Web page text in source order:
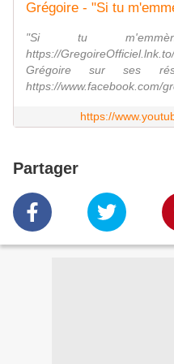
Grégoire - "Si tu
"Si tu
https://
Grégoire sur ses
https://www.facebook.com/
https://
Partager